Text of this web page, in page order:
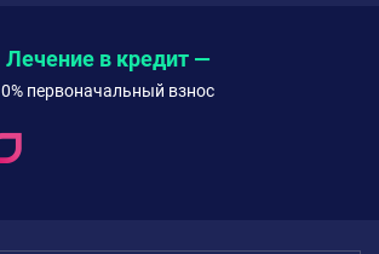
Лечение в кредит —
0% первоначальный взнос